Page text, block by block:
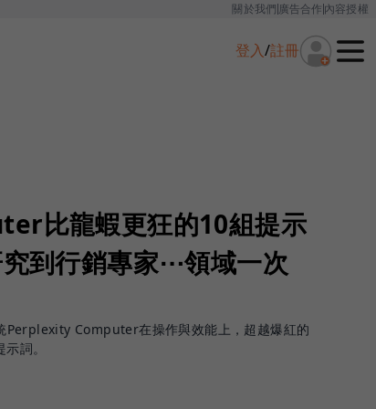
關於我們廣告合作內容授權
登入/註冊
比龍蝦更狂的10組提示
到行銷專家⋯領域一次
Perplexity Computer在操作與效能上，超越爆紅的
詞。